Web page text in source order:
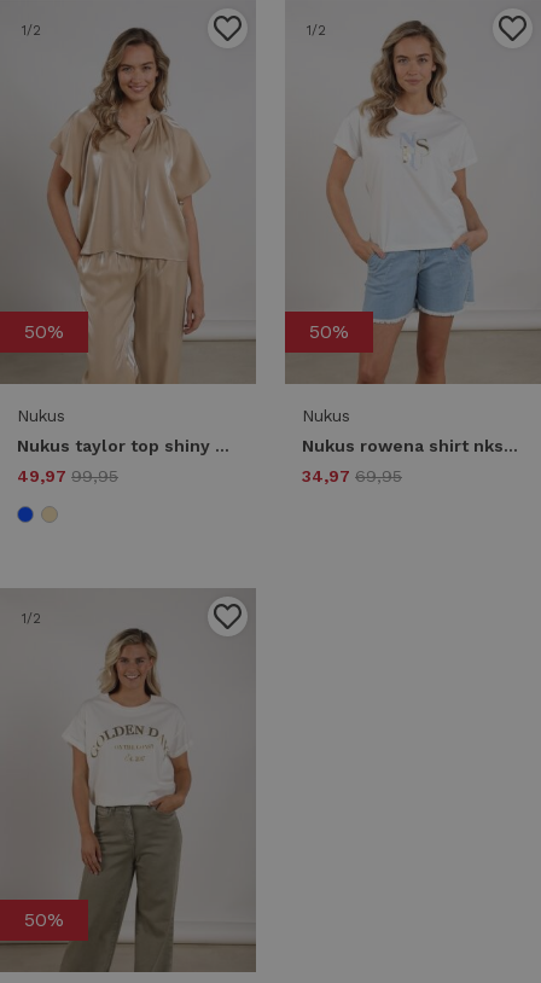
1/2
50%
Nukus
Nukus taylor top shiny nks01131 T-shirt Korte mouw 9 sand
49,97 99,95
1/2
50%
Nukus
Nukus rowena shirt nks04018 T-shirt Korte mouw 315 offwhite/cloudy
34,97 69,95
1/2
50%